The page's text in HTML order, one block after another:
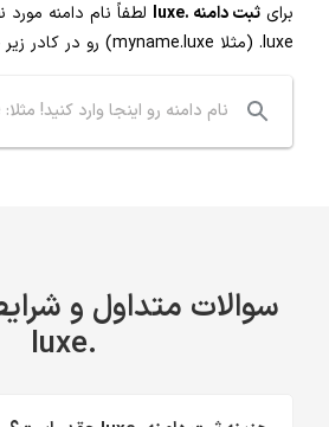
برای ثبت دامنه .luxe
لطفاً نام دامنه مورد
.luxe (مثلا myname.luxe) رو در کادر زیر جستجو کنید
سوالات متداول و
.luxe